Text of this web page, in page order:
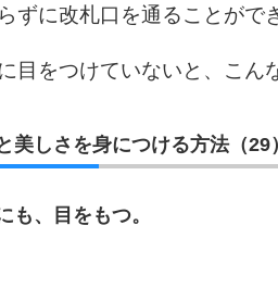
ずに改札口を通ることがで
目をつけていないと、こん
美しさを身につける方法（29）
も、目をもつ。